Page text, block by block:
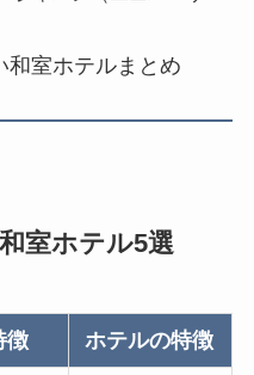
和室ホテルまとめ
室ホテル5選
徴 ホテルの特徴